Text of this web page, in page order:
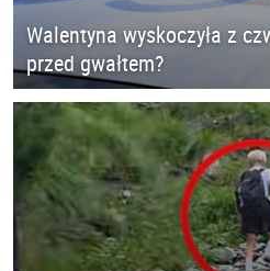
Walentyna wyskoczyła z
przed gwałtem?